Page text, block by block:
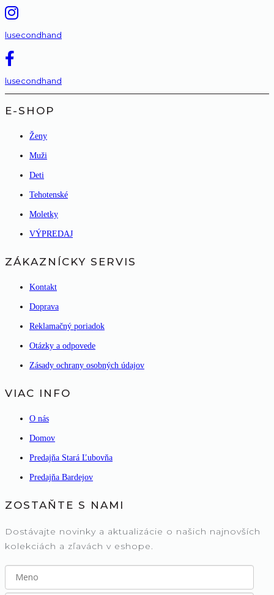
lusecondhand
lusecondhand
E-SHOP
Ženy
Muži
Deti
Tehotenské
Moletky
VÝPREDAJ
ZÁKAZNÍCKY SERVIS
Kontakt
Doprava
Reklamačný poriadok
Otázky a odpovede
Zásady ochrany osobných údajov
VIAC INFO
O nás
Domov
Predajňa Stará Ľubovňa
Predajňa Bardejov
ZOSTAŇTE S NAMI
Dostávajte novinky a aktualizácie o našich najnovších
kolekciách a zľavách v eshope.